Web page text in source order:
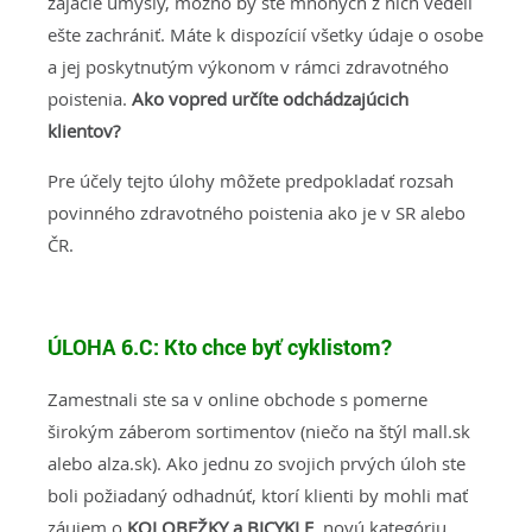
ešte zachrániť. Máte k dispozícií všetky údaje o osobe
a jej poskytnutým výkonom v rámci zdravotného
poistenia. Ako vopred určíte odchádzajúcich
klientov?
Pre účely tejto úlohy môžete predpokladať rozsah
povinného zdravotného poistenia ako je v SR alebo
ČR.
ÚLOHA 6.C: Kto chce byť cyklistom?
Zamestnali ste sa v online obchode s pomerne
širokým záberom sortimentov (niečo na štýl mall.sk
alebo alza.sk). Ako jednu zo svojich prvých úloh ste
boli požiadaný odhadnúť, ktorí klienti by mohli mať